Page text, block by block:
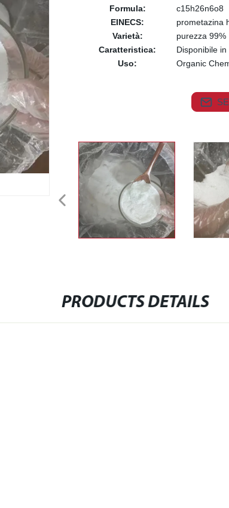
Formula:
c15h26n6o8
EINECS:
prometazina
Varietà:
purezza 99%
Caratteristica:
Disponibile
Uso:
Organic
PRODUCTS DETAILS